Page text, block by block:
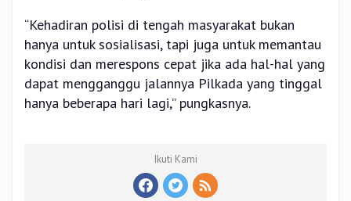
“Kehadiran polisi di tengah masyarakat bukan
hanya untuk sosialisasi, tapi juga untuk memantau
kondisi dan merespons cepat jika ada hal-hal yang
dapat mengganggu jalannya Pilkada yang tinggal
hanya beberapa hari lagi,” pungkasnya.
Ikuti Kami